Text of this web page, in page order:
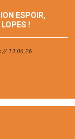
ESPOIR,
!
13.06.26